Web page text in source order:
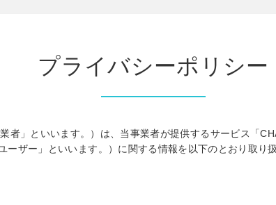
プライバシーポリシー
者」といいます。）は、当事業者が提供するサービス「
ザー」といいます。）に関する情報を以下のとおり取り扱